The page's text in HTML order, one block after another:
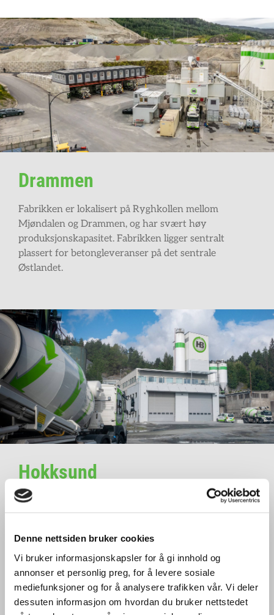
Denne nettsiden bruker cookies
Vi bruker informasjonskapsler for å gi innhold og
annonser et personlig preg, for å levere sosiale
mediefunksjoner og for å analysere trafikken vår. Vi deler
dessuten informasjon om hvordan du bruker nettstedet
Drammen
Fabrikken er lokalisert på Ryghkollen mellom
Mjøndalen og Drammen, og har svært høy
produksjonskapasitet. Fabrikken ligger sentralt
plassert for betongleveranser på det sentrale
Østlandet.
Hokksund
Fabrikken i Hokksund har blitt betydelig oppgradert
de siste 10 årene. Den har moderne fasiliteter og
viktig for vår leveringssikkerhet og -kapasitet.